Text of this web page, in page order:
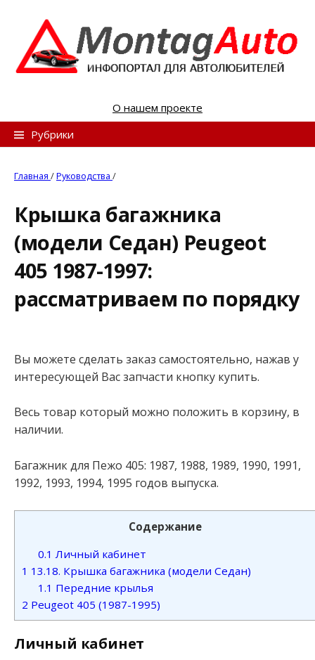
n
О нашем проекте
Рубрики
Главная /Руководства /
Крышка багажника
(модели Седан) Peugeot
405 1987-1997:
рассматриваем по порядку
Вы можете сделать заказ самостоятельно, нажав у
интересующей Вас запчасти кнопку купить.
Весь товар который можно положить в корзину, в
наличии.
Багажник для Пежо 405: 1987, 1988, 1989, 1990, 1991,
1992, 1993, 1994, 1995 годов выпуска.
Содержание
0.1 Личный кабинет
1 13.18. Крышка багажника (модели Седан)
1.1 Передние крылья
2 Peugeot 405 (1987-1995)
Личный кабинет